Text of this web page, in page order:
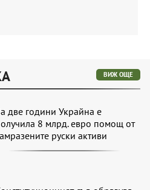
ВИЖ ОЩЕ
две години Украйна е
8 млрд. евро помощ от
руски активи